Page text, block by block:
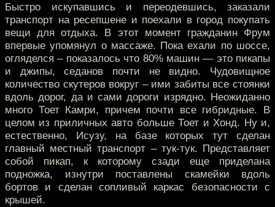
Быстро искупавшись и переодевшись, заказали
транспорт на ресепшене и поехали в город покупать
вещи для отдыха. В этот момент гражданин Фрум
впервые упомянул о массаже. Пока ехали по шоссе,
огляделся – показалось что 80% машин — это пикапы
и джипы, седанов почти не видно. Чудовищное
количество скутеров вокруг – ими забиты все стоянки
вдоль дорог, да и сами дороги изрядно. Неожиданно
много Тоет Камри, причем почти все гибридные. В
целом из приличных авто больше Тоет и Хонд. Ну и,
естественно, Исузу, на базе которых тут сделан
главный местный транспорт – тук-тук. Представляет
собой пикап, к которому сзади еще приделана
подножка, изнутри поставлены скамейки вдоль
бортов и сделан сопливый каркас безопасности с
крышей.